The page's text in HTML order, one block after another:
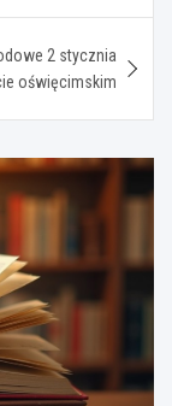
2 stycznia
oświęcimskim